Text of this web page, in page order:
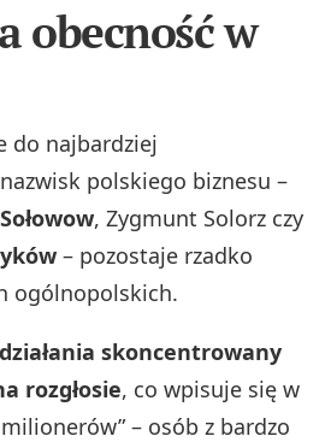
obecność w
do najbardziej
polskiego biznesu –
, Zygmunt Solorz czy
– pozostaje rzadko
ogólnopolskich.
skoncentrowany
rozgłosie, co wpisuje się w
– osób z bardzo